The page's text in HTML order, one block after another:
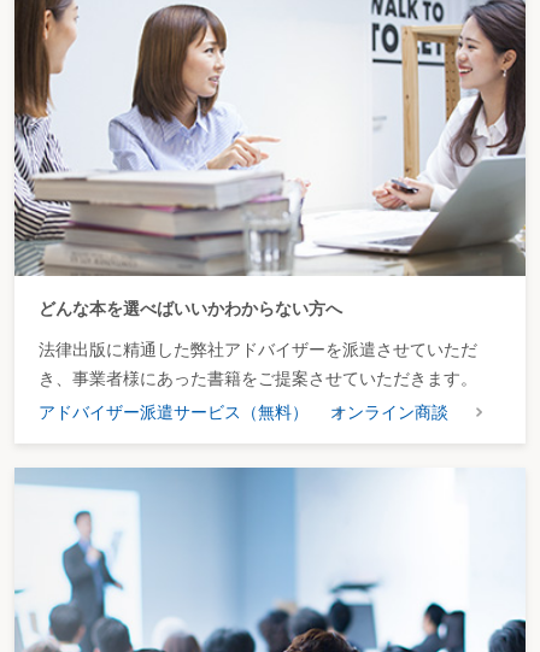
租税特別措置法の免税
免税店の取引
第５節 輸入取引～外国貨物の引取りに係る消費税～
＜フローチャート＞
輸入取引
第４章 消費税額の計算～消費税はどのように計算するか～
＜フローチャート＞ 消費税額の計算
第１節 消費税額の計算の基本～基本的な計算の仕組み～
＜フローチャート＞
消費税額の計算の基本
第２節 課税標準額に対する消費税額～課税標準にかかる消費税とは～
＜フローチャート＞
第１ 資産の譲渡等の時期～消費税の課税取引はいつ生じるか～
譲渡等の時期の原則
請負による資産の譲渡の時期
固定資産の譲渡の時期
有価証券の譲渡の時期
利子、使用料等を対価とする資産の譲渡の時期
その他の資産の譲渡の時期
延払条件付譲渡に係る資産の譲渡等の時期の特例
工事請負に係る資産の譲渡等の時期の特例
小規模事業者に係る資産の譲渡の時期
第２ 課税標準～消費税の課税標準を求める～
＜フローチャート＞
課税標準の原則
課税標準の特例
特定課税仕入れに係る課税標準
第３ 税 率～課税標準にかかる税率～
どんな本を選べばいいかわからない方へ
法律出版に精通した弊社アドバイザーを派遣させていただ
き、事業者様にあった書籍をご提案させていただきます。
アドバイザー派遣サービス（無料）
オンライン商談